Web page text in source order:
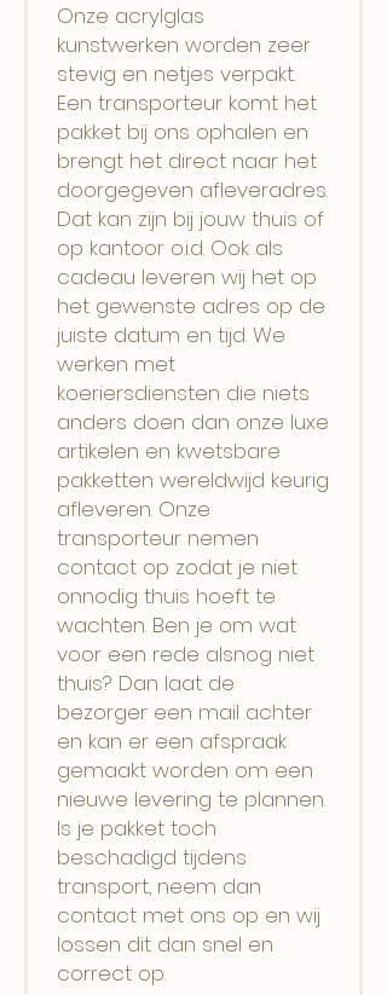
Onze acrylglas
kunstwerken worden zeer
stevig en netjes verpakt.
Een transporteur komt het
pakket bij ons ophalen en
brengt het direct naar het
doorgegeven afleveradres.
Dat kan zijn bij jouw thuis of
op kantoor o.i.d. Ook als
cadeau leveren wij het op
het gewenste adres op de
juiste datum en tijd. We
werken met
koeriersdiensten die niets
anders doen dan onze luxe
artikelen en kwetsbare
pakketten wereldwijd keurig
afleveren. Onze
transporteur nemen
contact op zodat je niet
onnodig thuis hoeft te
wachten. Ben je om wat
voor een rede alsnog niet
thuis? Dan laat de
bezorger een mail achter
en kan er een afspraak
gemaakt worden om een
nieuwe levering te plannen.
Is je pakket toch
beschadigd tijdens
transport, neem dan
contact met ons op en wij
lossen dit dan snel en
correct op.